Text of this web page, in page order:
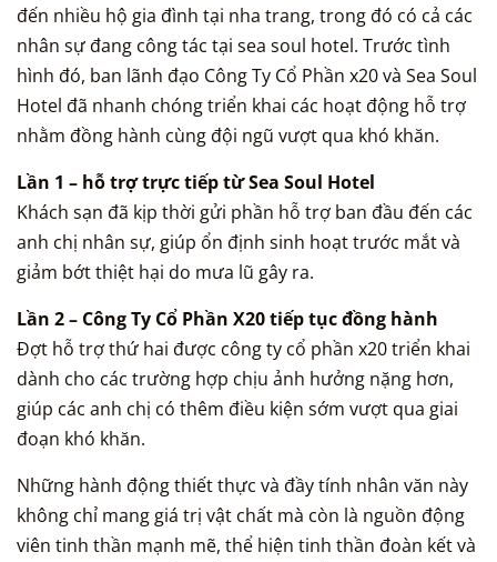
đến nhiều hộ gia đình tại nha trang, trong đó có cả các
nhân sự đang công tác tại sea soul hotel. Trước tình
hình đó, ban lãnh đạo Công Ty Cổ Phần x20 và Sea Soul
Hotel đã nhanh chóng triển khai các hoạt động hỗ trợ
nhằm đồng hành cùng đội ngũ vượt qua khó khăn.
Lần 1 – hỗ trợ trực tiếp từ Sea Soul Hotel
Khách sạn đã kịp thời gửi phần hỗ trợ ban đầu đến các
anh chị nhân sự, giúp ổn định sinh hoạt trước mắt và
giảm bớt thiệt hại do mưa lũ gây ra.
Lần 2 – Công Ty Cổ Phần X20 tiếp tục đồng hành
Đợt hỗ trợ thứ hai được công ty cổ phần x20 triển khai
dành cho các trường hợp chịu ảnh hưởng nặng hơn,
giúp các anh chị có thêm điều kiện sớm vượt qua giai
đoạn khó khăn.
Những hành động thiết thực và đầy tính nhân văn này
không chỉ mang giá trị vật chất mà còn là nguồn động
viên tinh thần mạnh mẽ, thể hiện tinh thần đoàn kết và